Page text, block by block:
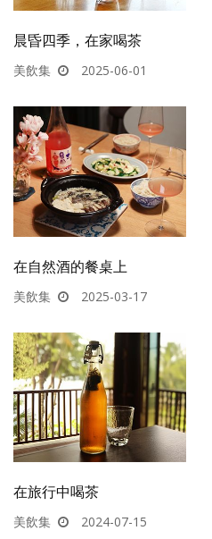
晨昏四季，在家喝茶
美飲集 2025-06-01
在自然酒的餐桌上
美飲集 2025-03-17
在旅行中喝茶
美飲集 2024-07-15